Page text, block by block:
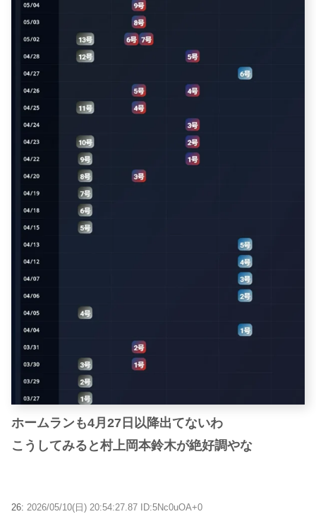
ホームランも4月27日以降出てないわ
こうしてみると村上岡本鈴木が絶好調やな
26: 2026/05/10(日) 20:54:27.87 ID:5Nc0uOA+0